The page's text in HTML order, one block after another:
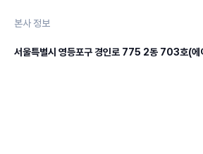
본사 정보
서울특별시 영등포구 경인로 775 2동 703호(에